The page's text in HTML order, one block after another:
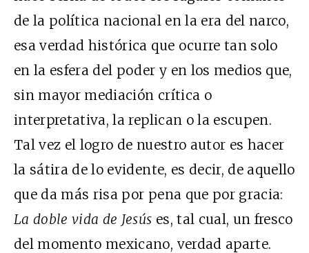
de la política nacional en la era del narco,
esa verdad histórica que ocurre tan solo
en la esfera del poder y en los medios que,
sin mayor mediación crítica o
interpretativa, la replican o la escupen.
Tal vez el logro de nuestro autor es hacer
la sátira de lo evidente, es decir, de aquello
que da más risa por pena que por gracia:
La doble vida de Jesús es, tal cual, un fresco
del momento mexicano, verdad aparte.